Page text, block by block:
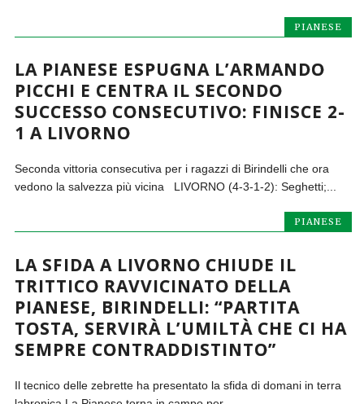
PIANESE
LA PIANESE ESPUGNA L’ARMANDO
PICCHI E CENTRA IL SECONDO
SUCCESSO CONSECUTIVO: FINISCE 2-
1 A LIVORNO
Seconda vittoria consecutiva per i ragazzi di Birindelli che ora
vedono la salvezza più vicina LIVORNO (4-3-1-2): Seghetti;...
PIANESE
LA SFIDA A LIVORNO CHIUDE IL
TRITTICO RAVVICINATO DELLA
PIANESE, BIRINDELLI: “PARTITA
TOSTA, SERVIRÀ L’UMILTÀ CHE CI HA
SEMPRE CONTRADDISTINTO”
Il tecnico delle zebrette ha presentato la sfida di domani in terra